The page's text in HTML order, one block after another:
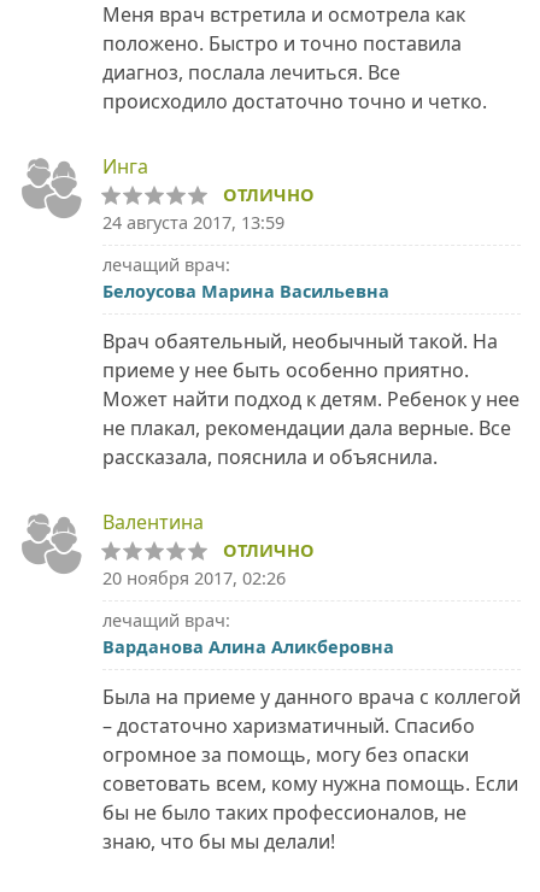
Меня врач встретила и осмотрела как
положено. Быстро и точно поставила
диагноз, послала лечиться. Все
происходило достаточно точно и четко.
Инга
ОТЛИЧНО
24 августа 2017, 13:59
лечащий врач:
Белоусова Марина Васильевна
Врач обаятельный, необычный такой. На
приеме у нее быть особенно приятно.
Может найти подход к детям. Ребенок у нее
не плакал, рекомендации дала верные. Все
рассказала, пояснила и объяснила.
Валентина
ОТЛИЧНО
20 ноября 2017, 02:26
лечащий врач:
Варданова Алина Аликберовна
Была на приеме у данного врача с коллегой
– достаточно харизматичный. Спасибо
огромное за помощь, могу без опаски
советовать всем, кому нужна помощь. Если
бы не было таких профессионалов, не
знаю, что бы мы делали!